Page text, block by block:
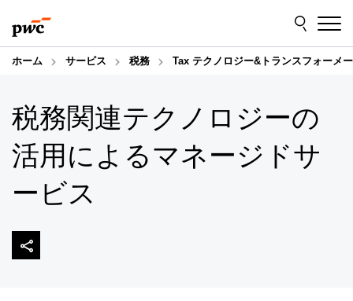
to
content
to
footer
ホーム サービス 税務 Tax テクノロジー&トランスフォーメ
税務関連テクノロジーの
活用によるマネージドサ
ービス